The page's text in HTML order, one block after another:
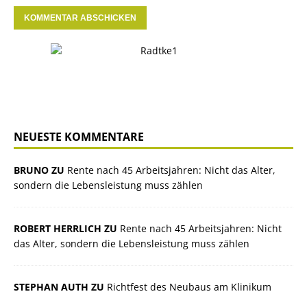
NEUESTE KOMMENTARE
BRUNO ZU Rente nach 45 Arbeitsjahren: Nicht das Alter,
sondern die Lebensleistung muss zählen
ROBERT HERRLICH ZU Rente nach 45 Arbeitsjahren: Nicht
das Alter, sondern die Lebensleistung muss zählen
STEPHAN AUTH ZU Richtfest des Neubaus am Klinikum